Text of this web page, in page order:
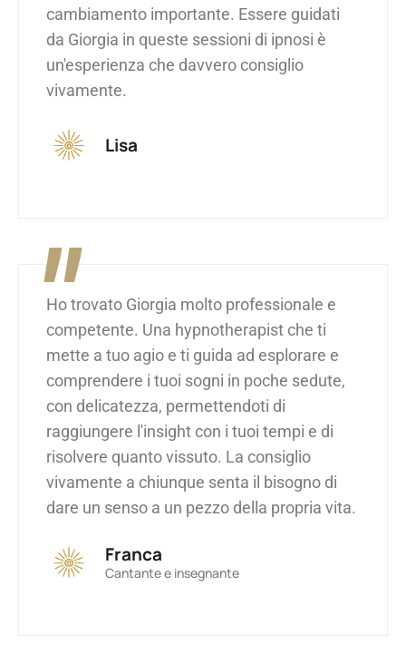
cambiamento importante. Essere guidati
da Giorgia in queste sessioni di ipnosi è
un'esperienza che davvero consiglio
vivamente.
Lisa
Ho trovato Giorgia molto professionale e
competente. Una hypnotherapist che ti
mette a tuo agio e ti guida ad esplorare e
comprendere i tuoi sogni in poche sedute,
con delicatezza, permettendoti di
raggiungere l'insight con i tuoi tempi e di
risolvere quanto vissuto. La consiglio
vivamente a chiunque senta il bisogno di
dare un senso a un pezzo della propria vita.
Franca
Cantante e insegnante
"